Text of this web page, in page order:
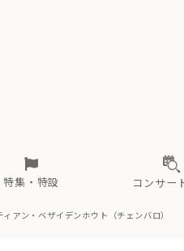
特集・特設 コンサー
ケジュール
アン・ベザイデンホウト（チェンバロ）